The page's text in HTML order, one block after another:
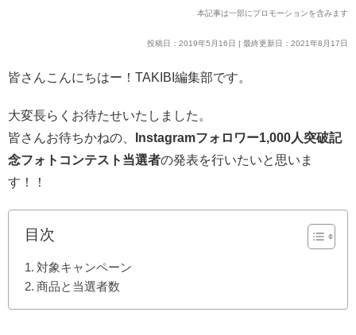
本記事は一部にプロモーションを含みます
投稿日：2019年5月16日 | 最終更新日：2021年8月17日
皆さんこんにちはー！TAKIBI編集部です。
大変長らくお待たせいたしました。
皆さんお待ちかねの、
Instagramフォロワー1,000人突破記
念フォトコンテスト当選者の発表を行いたいと思いま
す！！
目次
対象キャンペーン
商品と当選者数